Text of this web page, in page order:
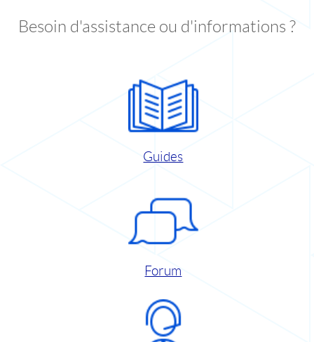
Besoin d'assistance ou d'informations ?
Guides
Forum